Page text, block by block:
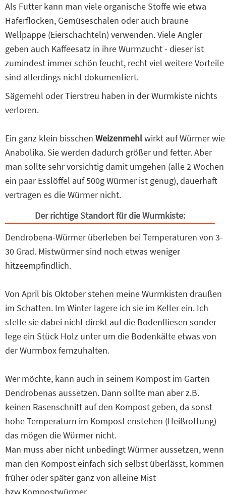
Als Futter kann man viele organische Stoffe wie etwa
Haferflocken, Gemüseschalen oder auch braune
Wellpappe (Eierschachteln) verwenden. Viele Angler
geben auch Kaffeesatz in ihre Wurmzucht - dieser ist
zumindest immer schön feucht, recht viel weitere Vorteile
sind allerdings nicht dokumentiert.
Sägemehl oder Tierstreu haben in der Wurmkiste nichts
verloren.
Ein ganz klein bisschen Weizenmehlwirkt auf Würmer wie
Anabolika. Sie werden dadurch größer und fetter. Aber
man sollte sehr vorsichtig damit umgehen (alle 2 Wochen
ein paar Esslöffel auf 500g Würmer ist genug), dauerhaft
vertragen es die Würmer nicht.
Der richtige Standort für die Wurmkiste:
Dendrobena-Würmer überleben bei Temperaturen von 3-
30 Grad. Mistwürmer sind noch etwas weniger
hitzeempfindlich.
Von April bis Oktober stehen meine Wurmkisten draußen
im Schatten. Im Winter lagere ich sie im Keller ein. Ich
stelle sie dabei nicht direkt auf die Bodenfliesen sonder
lege ein Stück Holz unter um die Bodenkälte etwas von
der Wurmbox fernzuhalten.
Wer möchte, kann auch in seinem Kompost im Garten
Dendrobenas aussetzen. Dann sollte man aber z.B.
keinen Rasenschnitt auf den Kompost geben, da sonst
hohe Temperaturn im Kompost enstehen (Heißrottung)
das mögen die Würmer nicht.
Man muss aber nicht unbedingt Würmer aussetzen, wenn
man den Kompost einfach sich selbst überlässt, kommen
früher oder später ganz von alleine Mist